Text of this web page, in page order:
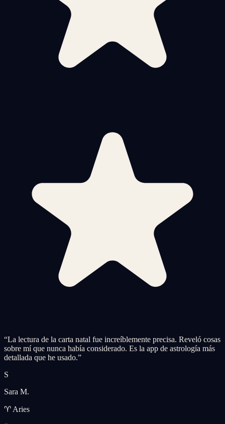
“La lectura de la carta natal fue increíblemente precisa. Reveló cosas
sobre mí que nunca había considerado. Es la app de astrología más
detallada que he usado.”
S
Sara M.
♈ Aries